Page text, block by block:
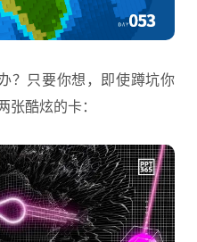
？只要你想，即使蹲坑你
酷炫的卡：